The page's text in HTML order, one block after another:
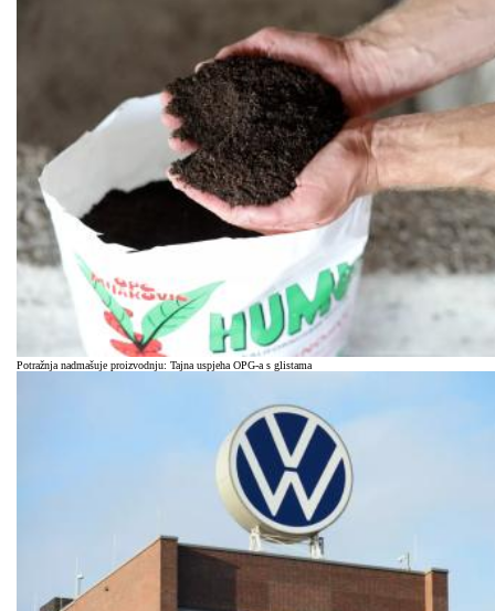
Potražnja nadmašuje proizvodnju: Tajna uspjeha OPG-a s glistama